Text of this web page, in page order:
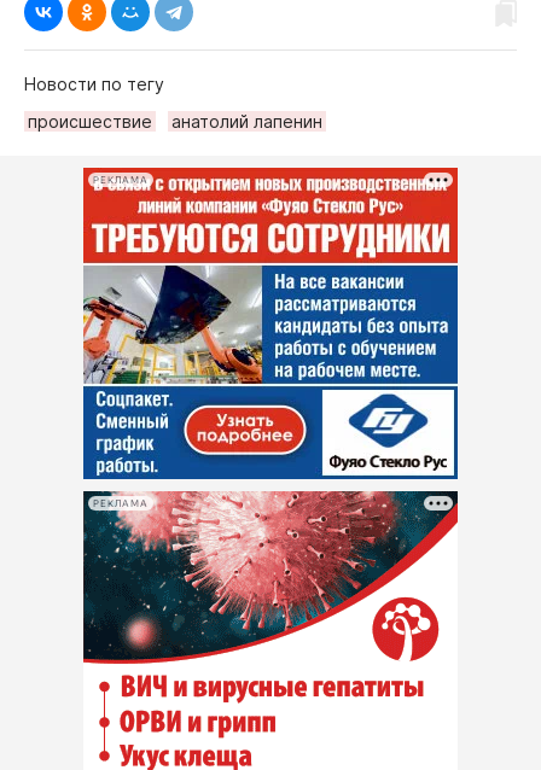
Новости по тегу
происшествие
анатолий лапенин
РЕКЛАМА
РЕКЛАМА